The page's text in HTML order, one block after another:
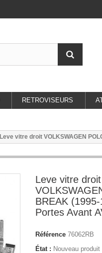
RETROVISEURS
Leve vitre droit VOLKSWAGEN
Leve vitre droit
BREAK
Portes Avant
Référence 76062RB
État : Nouveau produit